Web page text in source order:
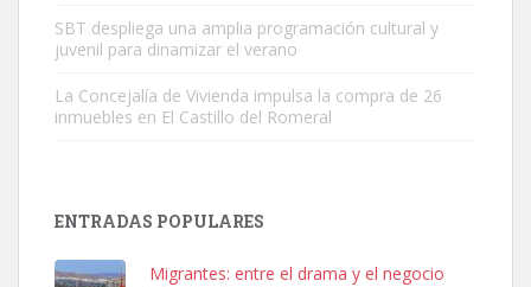
Leales.org » Gran Canaria
SBT despliega una amplia programación cultural y
juvenil para dinamizar el verano
La Concejalía de Vivienda impulsa la compra de 26
inmuebles en El Castillo del Romeral
ENTRADAS POPULARES
Migrantes: entre el drama y el negocio